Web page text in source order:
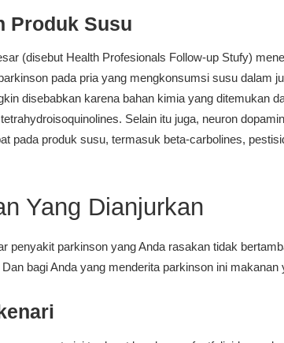
Produk Susu
(disebut Health Profesionals Follow-up Stufy)
pada pria yang mengkonsumsi susu dalam
disebabkan karena bahan kimia yang ditemukan
Selain itu juga, neuron
pada produk susu, termasuk beta-carbolines,
Yang Dianjurkan
penyakit parkinson yang Anda rasakan tidak
bagi Anda yang menderita parkinson ini